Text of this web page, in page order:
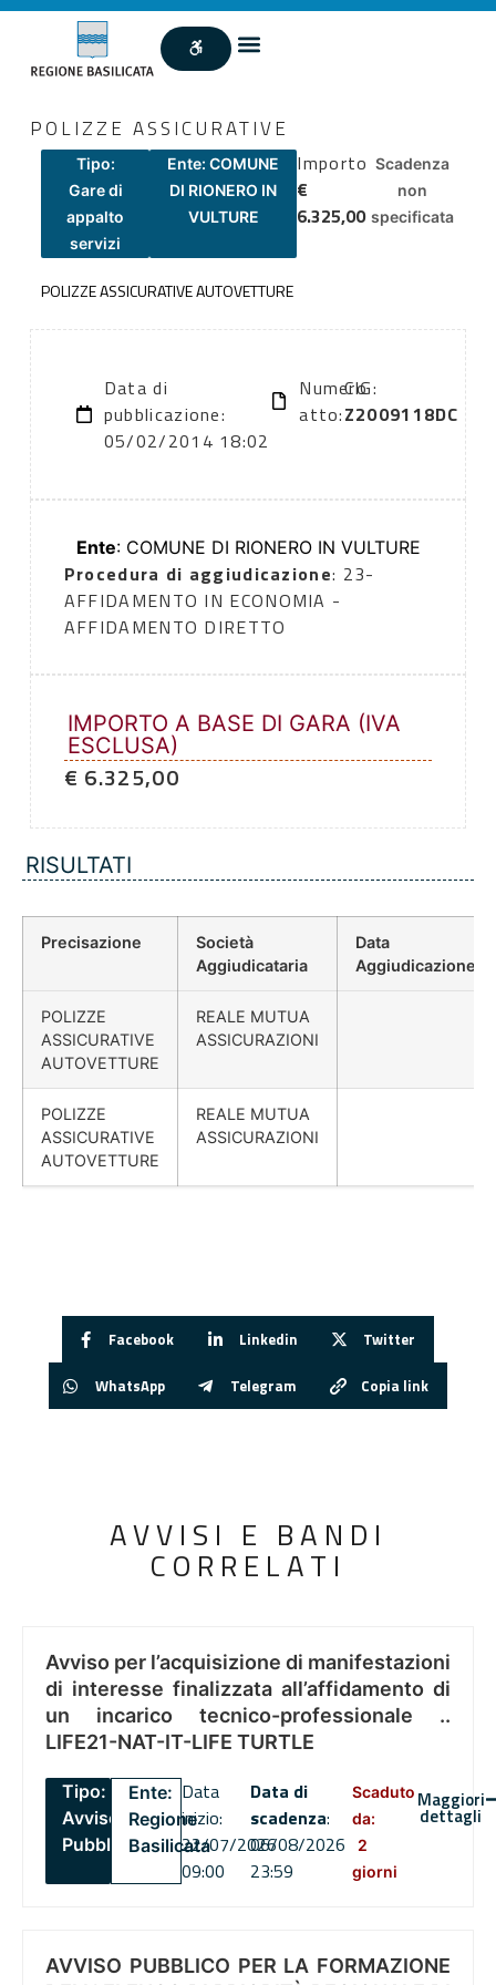
POLIZZE ASSICURATIVE
Tipo:
Gare di
appalto
servizi
Ente: COMUNE
DI RIONERO IN
VULTURE
Importo
€
6.325,00
Scadenza
non
specificata
POLIZZE ASSICURATIVE AUTOVETTURE
Data di
pubblicazione:
05/02/2014 18:02
Numero
atto:
CIG:
Z2009118DC
Ente: COMUNE DI RIONERO IN VULTURE
Procedura di aggiudicazione: 23-
AFFIDAMENTO IN ECONOMIA -
AFFIDAMENTO DIRETTO
IMPORTO A BASE DI GARA (IVA
ESCLUSA)
€ 6.325,00
RISULTATI
Precisazione
Società
Aggiudicataria
Data
Aggiudicazione
POLIZZE
ASSICURATIVE
AUTOVETTURE
REALE MUTUA
ASSICURAZIONI
POLIZZE
ASSICURATIVE
AUTOVETTURE
REALE MUTUA
ASSICURAZIONI
Facebook Linkedin Twitter
WhatsApp Telegram Copia link
AVVISI E BANDI
CORRELATI
Avviso per l’acquisizione di manifestazioni
di interesse finalizzata all’affidamento di
un incarico tecnico-professionale ..
LIFE21-NAT-IT-LIFE TURTLE
Tipo:
Avviso
Pubblico
Ente:
Regione
Basilicata
Data
inizio:
22/07/2026
09:00
Data di
scadenza:
06/08/2026
23:59
Scaduto
da:
2
giorni
Maggiori
dettagli
AVVISO PUBBLICO PER LA FORMAZIONE